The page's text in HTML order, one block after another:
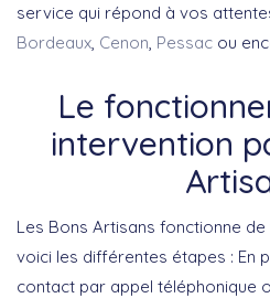
service qui répond à vos
Bordeaux Cenon Pessac ou
Le
intervention
Les Bons Artisans fonctionne
voici les différentes étapes : En
contact par appel téléphonique